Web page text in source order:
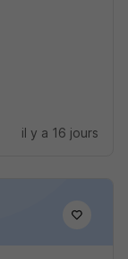
il y a 16 jours